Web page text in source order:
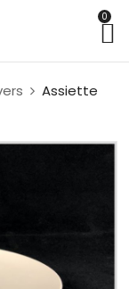
0
Assiette